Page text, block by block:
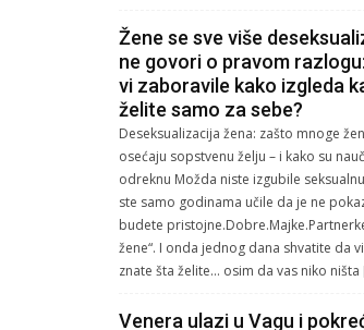
Žene se sve više
ne govori o pravom
vi zaboravile kako izgleda
želite samo za sebe?
Deseksualizacija žena: zašto mnoge
osećaju sopstvenu želju – i kako su
odreknu Možda niste izgubile
ste samo godinama učile da je ne
budete
žene“. I onda jednog dana shvatite da
znate šta želite… osim da vas niko
Venera ulazi u Vagu i